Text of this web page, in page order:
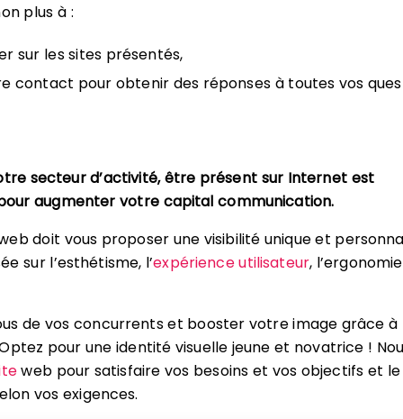
plus à :
sur les sites présentés,
contact pour obtenir des réponses à toutes vos
secteur d’activité, être présent sur Internet est
augmenter votre capital communication.
doit vous proposer une visibilité unique et
sur l’esthétisme, l’expérience utilisateur,
de vos concurrents et booster votre image grâce à
pour une identité visuelle jeune et novatrice !
web pour satisfaire vos besoins et vos objectifs et le
vos exigences.